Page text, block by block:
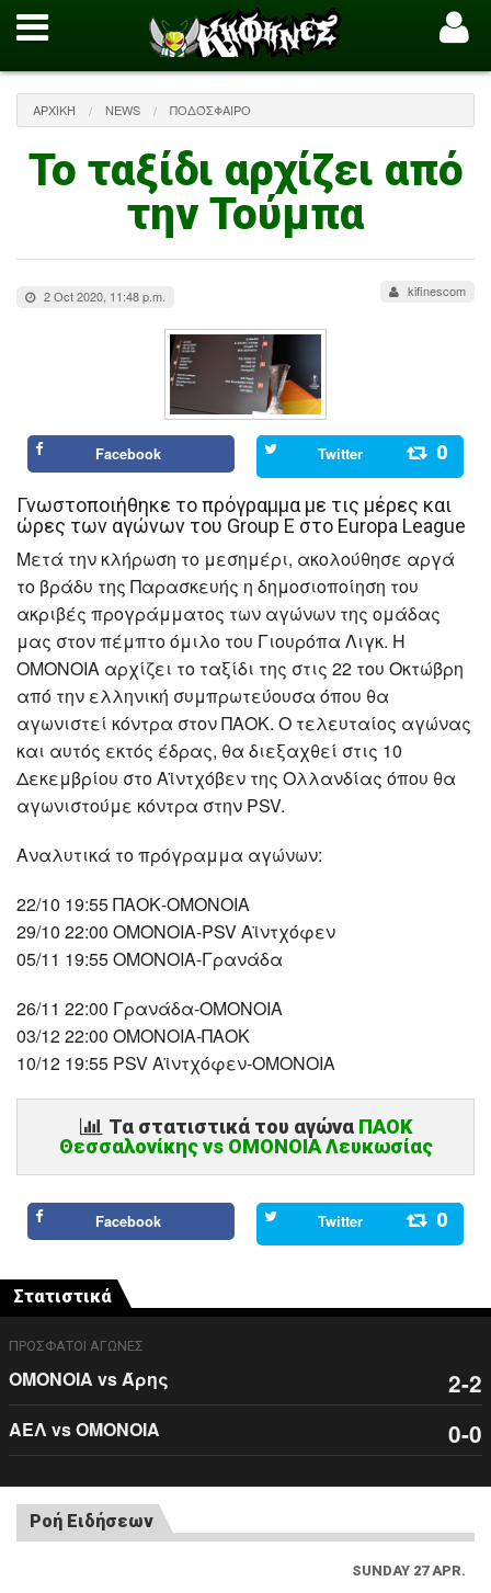
ΑΡΧΙΚΉ NEWS ΠΟΔΌΣΦΑΙΡΟ
Το ταξίδι αρχίζει από
την Τούμπα
2 Oct 2020, 11:48 p.m. kifinescom
Facebook Twitter 0
Γνωστοποιήθηκε το πρόγραμμα με τις μέρες και
ώρες των αγώνων του Group Ε στο Europa League
Μετά την κλήρωση το μεσημέρι, ακολούθησε αργά
το βράδυ της Παρασκευής η δημοσιοποίηση του
ακριβές προγράμματος των αγώνων της ομάδας
μας στον πέμπτο όμιλο του Γιουρόπα Λιγκ. Η
ΟΜΟΝΟΙΑ αρχίζει το ταξίδι της στις 22 του Οκτώβρη
από την ελληνική συμπρωτεύουσα όπου θα
αγωνιστεί κόντρα στον ΠΑΟΚ. Ο τελευταίος αγώνας
και αυτός εκτός έδρας, θα διεξαχθεί στις 10
Δεκεμβρίου στο Αϊντχόβεν της Ολλανδίας όπου θα
αγωνιστούμε κόντρα στην PSV.
Αναλυτικά το πρόγραμμα αγώνων:
22/10 19:55 ΠΑΟΚ-ΟΜΟΝΟΙΑ
29/10 22:00 ΟMONOIA-PSV Αϊντχόφεν
05/11 19:55 ΟMONOIA-Γρανάδα
26/11 22:00 Γρανάδα-ΟMONOIA
03/12 22:00 ΟMONOIA-ΠΑΟΚ
10/12 19:55 PSV Αϊντχόφεν-ΟMONOIA
Τα στατιστικά του αγώνα ΠΑΟΚ
Θεσσαλονίκης vs ΟΜΟΝΟΙΑ Λευκωσίας
Facebook Twitter 0
Στατιστικά
ΠΡΟΣΦΑΤΟΙ ΑΓΩΝΕΣ
ΟΜΟΝΟΙΑ vs Άρης 2-2
ΑΕΛ vs ΟΜΟΝΟΙΑ 0-0
Ροή Ειδήσεων
SUNDAY 27 APR.